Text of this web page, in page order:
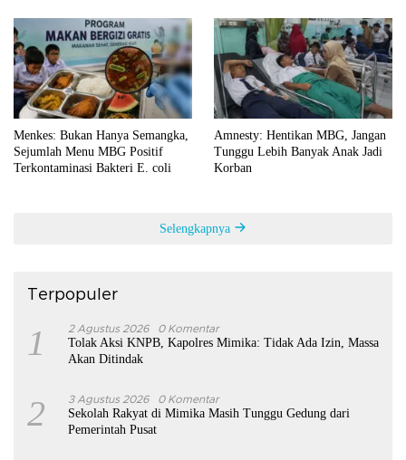
Menkes: Bukan Hanya Semangka,
Sejumlah Menu MBG Positif
Terkontaminasi Bakteri E. coli
Amnesty: Hentikan MBG, Jangan
Tunggu Lebih Banyak Anak Jadi
Korban
Selengkapnya
Terpopuler
1 2 Agustus 2026 0 Komentar
Tolak Aksi KNPB, Kapolres Mimika: Tidak Ada Izin, Massa
Akan Ditindak
2 3 Agustus 2026 0 Komentar
Sekolah Rakyat di Mimika Masih Tunggu Gedung dari
Pemerintah Pusat